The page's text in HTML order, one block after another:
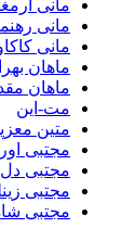
مانی
مانی
مانی
ماهان
ماهان
مت-این
متین
مجتبی
مجتبی دل
مجتبی
مجتبی